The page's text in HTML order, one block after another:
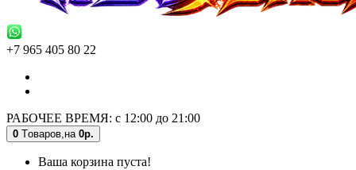
+7 965 405 80 22
РАБОЧЕЕ ВРЕМЯ: с 12:00 до 21:00
0 Tоваров, на 0р.
Ваша корзина пуста!